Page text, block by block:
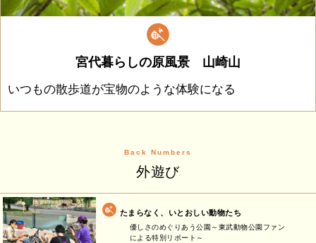
宮代暮らしの原風景 山崎山
いつもの散歩道が宝物のような体験になる
Back Numbers
外遊び
たまらなく、いとおしい動物たち
優しさのめぐりあう公園～東武動物公園ファン
による特別リポート～